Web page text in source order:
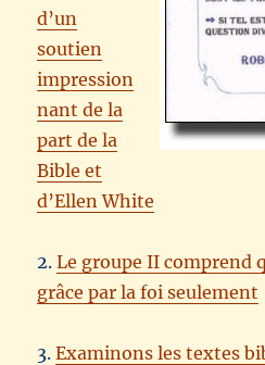
d’un
soutien
impression
nant de la
part de la
Bible et
d’Ellen White
2.Le groupe II comprend
grâce par la foi seulement
3.Examinons les textes